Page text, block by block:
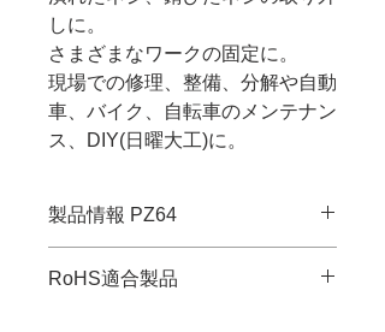
しに。
さまざまなワークの固定に。
現場での修理、整備、分解や自動
車、バイク、自転車のメンテナン
ス、DIY(日曜大工)に。
製品情報 PZ64
・対応ネジ頭径：φ3～9.5mm
RoHS適合製品